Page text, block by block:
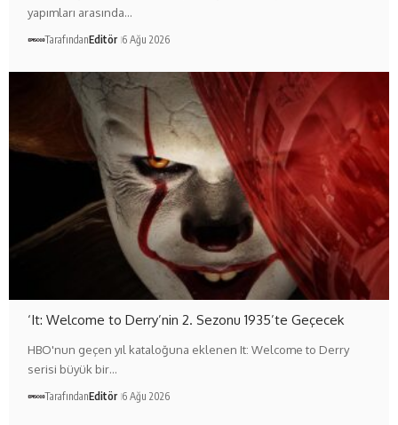
yapımları arasında…
TarafındanEditör 6 Ağu 2026
‘It: Welcome to Derry’nin 2. Sezonu 1935’te Geçecek
HBO'nun geçen yıl kataloğuna eklenen It: Welcome to Derry
serisi büyük bir…
TarafındanEditör 6 Ağu 2026